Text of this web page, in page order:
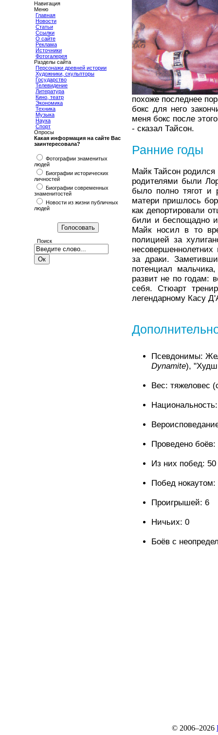
Навигация
Меню
Главная
Новости
Статьи
Ссылки
О сайте
Реклама
Источники
Фотогалерея
Разделы сайта
Персонажи древней истории
Художники, скульпторы
Государство
Телевидение
Литература
Кино, театр
Экономика
Техника
Музыка
Наука
Спорт
Опросы
Какая информация на сайте Вас
заинтересовала?
Фотографии знаменитых
людей
Биографии исторических
личностей
Биографии современных
знаменитостей
Новости из жизни публичных
людей
Поиск
похоже последнее
бокс для него
меня бокс после
- сказал Тайсон.
Ранние годы
Майк Тайсон
родителями были
было полно тягот и
матери пришлось
как депортировали
били и беспощадно
Майк носил в то
полицией за
за драки.
потенциал
развит не по годам:
себя. Стюарт
легендарному Касу
Псевдонимы:
Dynamite),
Вес: тяжеловес
Проведено боёв:
Из них побед: 50
Побед нокаутом:
Проигрышей: 6
Ничьих: 0
Боёв с
© 2006–2026